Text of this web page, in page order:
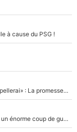
à cause du PSG !
Mercato - OM - «Dès que je prends un club, je t’appellerai» : La promesse de Marcelino au moment de claquer la porte
Victime de racisme contre Murray, Kyrgios pousse un énorme coup de gueule !